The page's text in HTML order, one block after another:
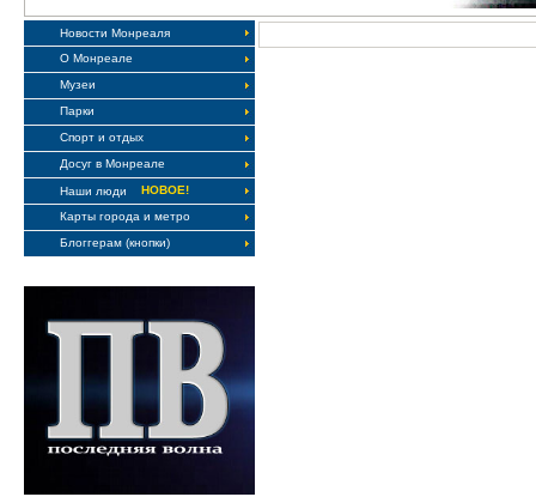
Новости Монреаля
О Монреале
Музеи
Парки
Спорт и отдых
Досуг в Монреале
Наши люди
НОВОЕ!
Карты города и метро
Блоггерам (кнопки)